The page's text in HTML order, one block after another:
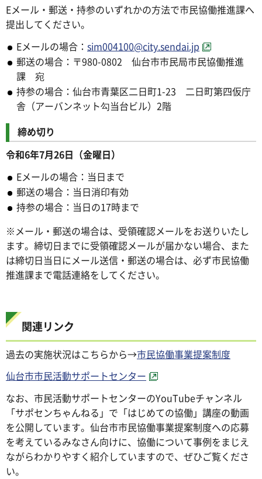
Eメール・郵送・持参のいずれかの方法で市民協働推進課へ
提出してください。
Eメールの場合： sim004100@city.sendai.jp
郵送の場合：〒980-0802 仙台市市民局市民協働推進
課 宛
持参の場合：仙台市青葉区二日町1-23 二日町第四仮庁
舎（アーバンネット勾当台ビル）2階
締め切り
令和6年7月26日（金曜日）
Eメールの場合：当日まで
郵送の場合：当日消印有効
持参の場合：当日の17時まで
※メール・郵送の場合は、受領確認メールをお送りいたし
ます。締切日までに受領確認メールが届かない場合、また
は締切日当日にメール送信・郵送の場合は、必ず市民協働
推進課まで電話連絡をしてください。
関連リンク
過去の実施状況はこちらから→市民協働事業提案制度
仙台市市民活動サポートセンター
なお、市民活動サポートセンターのYouTubeチャンネル
「サポセンちゃんねる」で「はじめての協働」講座の動画
を公開しています。仙台市市民協働事業提案制度への応募
を考えているみなさん向けに、協働について事例をまじえ
ながらわかりやすく紹介していますので、ぜひご覧くださ
い。